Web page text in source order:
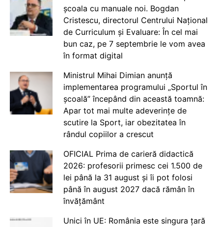
școala cu manuale noi. Bogdan
Cristescu, directorul Centrului Național
de Curriculum și Evaluare: În cel mai
bun caz, pe 7 septembrie le vom avea
în format digital
Ministrul Mihai Dimian anunță
implementarea programului „Sportul în
școală” începând din această toamnă:
Apar tot mai multe adeverințe de
scutire la Sport, iar obezitatea în
rândul copiilor a crescut
OFICIAL Prima de carieră didactică
2026: profesorii primesc cei 1.500 de
lei până la 31 august și îi pot folosi
până în august 2027 dacă rămân în
învățământ
Unici în UE: România este singura țară